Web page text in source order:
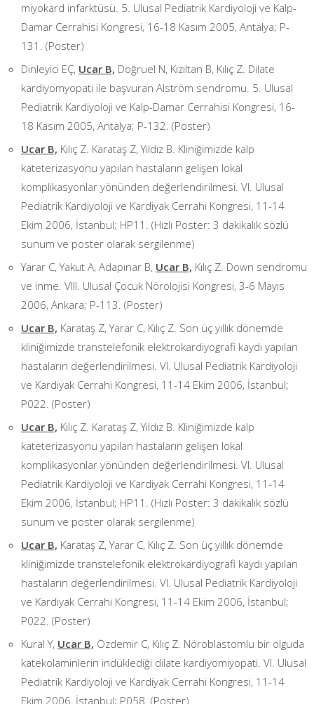
miyokard infarktüsü. 5. Ulusal Pediatrik Kardiyoloji ve Kalp-
Damar Cerrahisi Kongresi, 16-18 Kasım 2005, Antalya; P-
131. (Poster)
Dinleyici EÇ, Ucar B, Doğruel N, Kızıltan B, Kılıç Z. Dilate
kardiyomyopati ile başvuran Alström sendromu. 5. Ulusal
Pediatrik Kardiyoloji ve Kalp-Damar Cerrahisi Kongresi, 16-
18 Kasım 2005, Antalya; P-132. (Poster)
Ucar B, Kılıç Z. Karataş Z, Yıldız B. Kliniğimizde kalp
kateterizasyonu yapılan hastaların gelişen lokal
komplikasyonlar yönünden değerlendirilmesi. VI. Ulusal
Pediatrik Kardiyoloji ve Kardiyak Cerrahi Kongresi, 11-14
Ekim 2006, İstanbul; HP11. (Hızlı Poster: 3 dakikalık sözlü
sunum ve poster olarak sergilenme)
Yarar C, Yakut A, Adapınar B, Ucar B, Kılıç Z. Down sendromu
ve inme. VIII. Ulusal Çocuk Nörolojisi Kongresi, 3-6 Mayıs
2006, Ankara; P-113. (Poster)
Ucar B, Karataş Z, Yarar C, Kılıç Z. Son üç yıllık dönemde
kliniğimizde transtelefonik elektrokardiyografi kaydı yapılan
hastaların değerlendirilmesi. VI. Ulusal Pediatrik Kardiyoloji
ve Kardiyak Cerrahi Kongresi, 11-14 Ekim 2006, İstanbul;
P022. (Poster)
Ucar B, Kılıç Z. Karataş Z, Yıldız B. Kliniğimizde kalp
kateterizasyonu yapılan hastaların gelişen lokal
komplikasyonlar yönünden değerlendirilmesi. VI. Ulusal
Pediatrik Kardiyoloji ve Kardiyak Cerrahi Kongresi, 11-14
Ekim 2006, İstanbul; HP11. (Hızlı Poster: 3 dakikalık sözlü
sunum ve poster olarak sergilenme)
Ucar B, Karataş Z, Yarar C, Kılıç Z. Son üç yıllık dönemde
kliniğimizde transtelefonik elektrokardiyografi kaydı yapılan
hastaların değerlendirilmesi. VI. Ulusal Pediatrik Kardiyoloji
ve Kardiyak Cerrahi Kongresi, 11-14 Ekim 2006, İstanbul;
P022. (Poster)
Kural Y, Ucar B, Özdemir C, Kılıç Z. Nöroblastomlu bir olguda
katekolaminlerin indüklediği dilate kardiyomiyopati. VI. Ulusal
Pediatrik Kardiyoloji ve Kardiyak Cerrahi Kongresi, 11-14
Ekim 2006, İstanbul; P058. (Poster)